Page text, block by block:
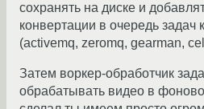
сохранять на диске и
конвертации в очередь задач
(activemq, zeromq, gearman,
Затем воркер-обработчик
обрабатывать видео в